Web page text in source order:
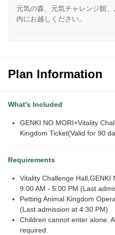
元気の森、元気チャレンジ館
内にお越しください。
Plan Information
What's Included
GENKI NO MORI+Vitality
Kingdom Ticket(Valid for 90
Requirements
Vitality Challenge Hall,GENKI
9:00 AM - 5:00 PM (Last
Petting Animal Kingdom
(Last admission at 4:30 PM)
Children cannot enter alone.
required.